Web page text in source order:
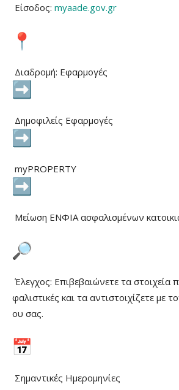
Είσοδος: myaade.gov.gr
Διαδρομή: Εφαρμογές
Δημοφιλείς Εφαρμογές
myPROPERTY
Μείωση ΕΝΦΙΑ ασφαλισμένων
Έλεγχος: Επιβεβαιώνετε τα στοιχεία
φαλιστικές και τα αντιστοιχίζετε με
ου σας.
Σημαντικές Ημερομηνίες